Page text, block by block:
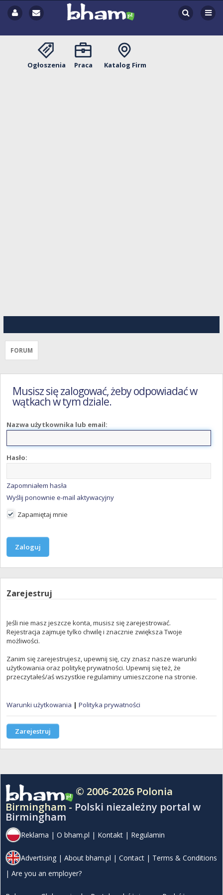
Ogłoszenia Praca Katalog Firm
FORUM
Musisz się zalogować, żeby odpowiadać w
wątkach w tym dziale.
Nazwa użytkownika lub email:
Hasło:
Zapomniałem hasła
Wyślij ponownie e-mail aktywacyjny
Zapamiętaj mnie
Zarejestruj
Jeśli nie masz jeszcze konta, musisz się zarejestrować.
Rejestracja zajmuje tylko chwilę i znacznie zwiększa Twoje
możliwości.
Zanim się zarejestrujesz, upewnij się, czy znasz nasze warunki
użytkowania oraz politykę prywatności. Upewnij się też, że
przeczytałeś/aś wszystkie regulaminy umieszczone na stronie.
Warunki użytkowania | Polityka prywatności
Zarejestruj
© 2006-2026 Polonia
Birmingham - Polski niezależny portal w
Birmingham
Reklama | O bham.pl | Kontakt | Regulamin
Advertising | About bham.pl | Contact | Terms & Conditions
| Are you an employer?